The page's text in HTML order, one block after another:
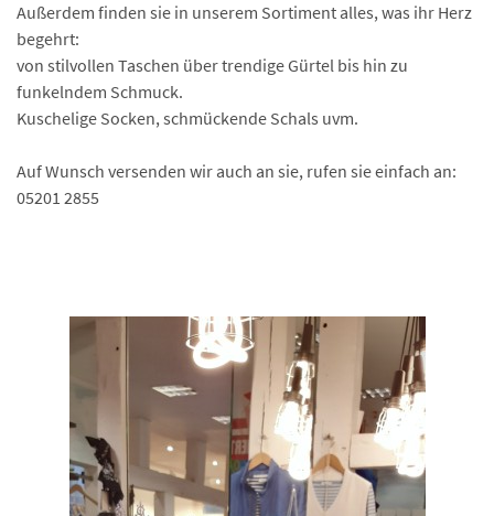
Außerdem finden sie in unserem Sortiment alles, was ihr Herz
begehrt:
von stilvollen Taschen über trendige Gürtel bis hin zu
funkelndem Schmuck.
Kuschelige Socken, schmückende Schals uvm.
Auf Wunsch versenden wir auch an sie, rufen sie einfach an:
05201 2855